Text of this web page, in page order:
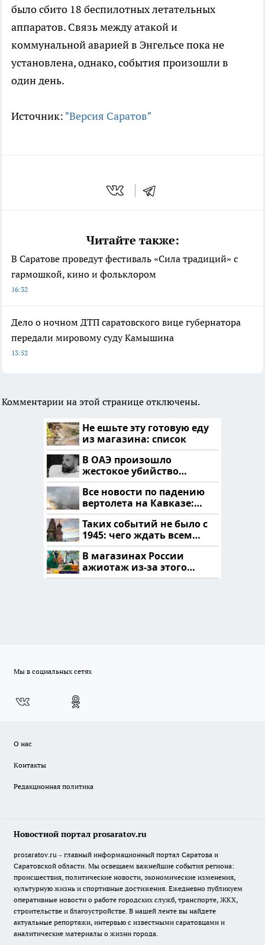
было сбито 18 беспилотных летательных
аппаратов. Связь между атакой и
коммунальной аварией в Энгельсе пока не
установлена, однако, события произошли в
один день.
Источник: "Версия Саратов"
Читайте также:
В Саратове проведут фестиваль «Сила традиций» с
гармошкой, кино и фольклором
16:32
Дело о ночном ДТП саратовского вице губернатора
передали мировому суду Камышина
13:52
Комментарии на этой странице отключены.
Не ешьте эту готовую еду
из магазина: список
В ОАЭ произошло
жестокое убийство
криптомиллионера
Все новости по падению
вертолета на Кавказе:
читать здесь
Таких событий не было с
1945: чего ждать всем
нам?
В магазинах России
ажиотаж из-за этого
продукта: что купить?
Мы в социальных сетях
О нас
Контакты
Редакционная политика
Новостной портал prosaratov.ru
prosaratov.ru – главный информационный портал Саратова и
Саратовской области. Мы освещаем важнейшие события региона:
происшествия, политические новости, экономические изменения,
культурную жизнь и спортивные достижения. Ежедневно публикуем
оперативные новости о работе городских служб, транспорте, ЖКХ,
строительстве и благоустройстве. В нашей ленте вы найдете
актуальные репортажи, интервью с известными саратовцами и
аналитические материалы о жизни города.